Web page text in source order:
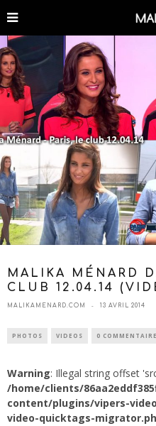
MALIKA MÉNARD
CLUB 12.04.14
MALIKAMENARD.COM 13 AVRIL 2014
PHOTOS VIDEOS 0 COMMENTAIRE
Warning: Illegal string offset
/home/clients/
content/plugins/vipers-
video-quicktags-